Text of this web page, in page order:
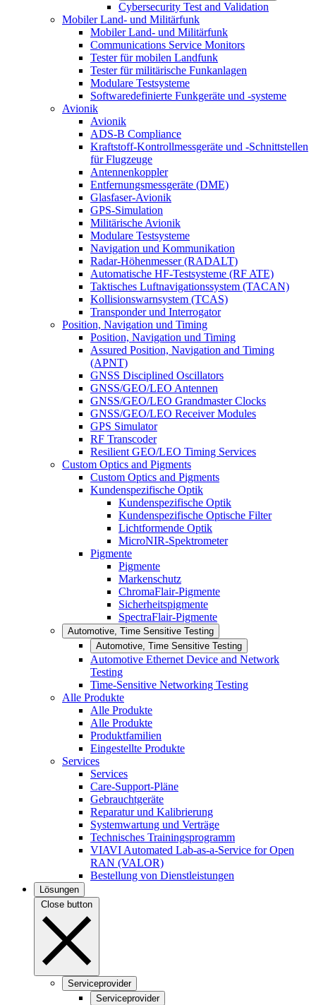
Cybersecurity Test and Validation
Mobiler Land- und Militärfunk
Mobiler Land- und Militärfunk
Communications Service Monitors
Tester für mobilen Landfunk
Tester für militärische Funkanlagen
Modulare Testsysteme
Softwaredefinierte Funkgeräte und -systeme
Avionik
Avionik
ADS-B Compliance
Kraftstoff-Kontrollmessgeräte und -Schnittstellen
für Flugzeuge
Antennenkoppler
Entfernungsmessgeräte (DME)
Glasfaser-Avionik
GPS-Simulation
Militärische Avionik
Modulare Testsysteme
Navigation und Kommunikation
Radar-Höhenmesser (RADALT)
Automatische HF-Testsysteme (RF ATE)
Taktisches Luftnavigationssystem (TACAN)
Kollisionswarnsystem (TCAS)
Transponder und Interrogator
Position, Navigation und Timing
Position, Navigation und Timing
Assured Position, Navigation and Timing
(APNT)
GNSS Disciplined Oscillators
GNSS/GEO/LEO Antennen
GNSS/GEO/LEO Grandmaster Clocks
GNSS/GEO/LEO Receiver Modules
GPS Simulator
RF Transcoder
Resilient GEO/LEO Timing Services
Custom Optics and Pigments
Custom Optics and Pigments
Kundenspezifische Optik
Kundenspezifische Optik
Kundenspezifische Optische Filter
Lichtformende Optik
MicroNIR-Spektrometer
Pigmente
Pigmente
Markenschutz
ChromaFlair-Pigmente
Sicherheitspigmente
SpectraFlair-Pigmente
Automotive, Time Sensitive Testing
Automotive, Time Sensitive Testing
Automotive Ethernet Device and Network
Testing
Time-Sensitive Networking Testing
Alle Produkte
Alle Produkte
Alle Produkte
Produktfamilien
Eingestellte Produkte
Services
Services
Care-Support-Pläne
Gebrauchtgeräte
Reparatur und Kalibrierung
Systemwartung und Verträge
Technisches Trainingsprogramm
VIAVI Automated Lab-as-a-Service for Open
RAN (VALOR)
Bestellung von Dienstleistungen
Lösungen
Close button
Serviceprovider
Serviceprovider